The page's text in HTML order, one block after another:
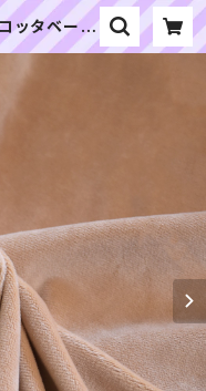
ッタベージ
短毛ボア生
地やさん
通販専門店